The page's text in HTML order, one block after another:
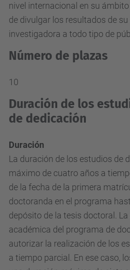
nivel internacional en su
de divulgar los resultados de
investigadora a todo tipo de
Número de plazas
10
Duración de los
de dedicación
Duración
La duración de los estudios de
máximo de cuatro años a
de la fecha de la primera
doctoranda en el programa
depósito de la tesis doctoral.
académica del programa de
autorizar la realización de los
a tiempo parcial. En ese caso,